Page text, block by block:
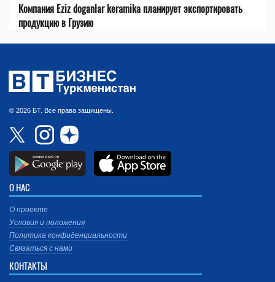
Компания Eziz doganlar keramika планирует экспортировать
продукцию в Грузию
© 2026 БТ. Все права защищены.
О НАС
О проекте
Условия и положения
Политика конфиденциальности
Связаться с нами
КОНТАКТЫ